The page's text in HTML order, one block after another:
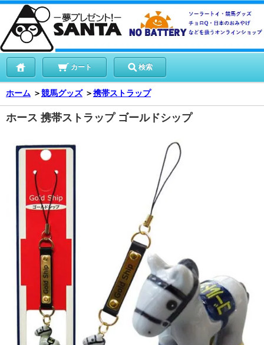
カート 検索
ホーム ＞競馬グッズ ＞携帯ストラップ
ホース 携帯ストラップ ゴールドシップ